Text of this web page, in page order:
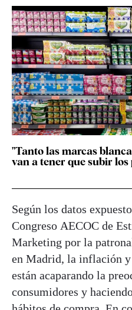
"Tanto las marcas
van a tener que subir los
Según los datos
Congreso AECOC de
Marketing por la
en Madrid, la inflación y
están acaparando la
consumidores y